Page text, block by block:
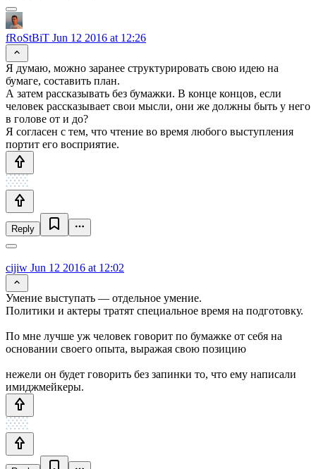
fRoStBiT Jun 12 2016 at 12:26
Я думаю, можно заранее структурировать свою идею на
бумаге, составить план.
А затем рассказывать без бумажки. В конце концов, если
человек рассказывает свои мысли, они же должны быть у него
в голове от и до?
Я согласен с тем, что чтение во время любого выступления
портит его восприятие.
Reply
cijiw Jun 12 2016 at 12:02
Умение выступать — отдельное умение.
Политики и актеры тратят специальное время на подготовку.
По мне лучше уж человек говорит по бумажке от себя на
основании своего опыта, выражая свою позицию
нежели он будет говорить без запинки то, что ему написали
имиджмейкеры.